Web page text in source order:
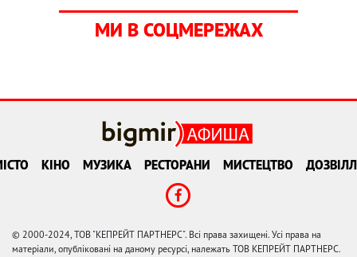
МИ В СОЦМЕРЕЖАХ
КІНО МУЗИКА РЕСТОРАНИ МИСТЕЦТВО
© 2000-2024, ТОВ "КЕПРЕЙТ ПАРТНЕРС". Всі права захищені. Усі права на
матеріали, опубліковані на даному ресурсі, належать ТОВ КЕПРЕЙТ ПАРТНЕРС.